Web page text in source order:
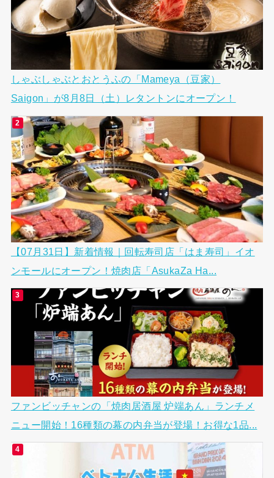
しゃぶしゃぶとおとうふの「Mameya（豆家）
Saigon」が8月8日（土）レタントンにオープン！
【07月31日】新着情報｜回転寿司店「はま寿司」イオ
ンモールにオープン！焼肉店「AsukaZa Ha...
ファンビッチャンの「焼肉居酒屋 炉端あん」ランチメ
ニュー開始！16種類の幕の内弁当が登場！お得な1品...